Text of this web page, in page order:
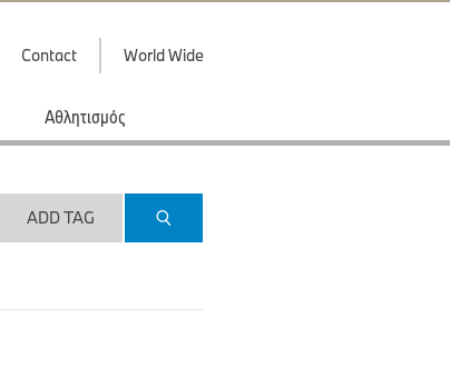
Contact World Wide
Αθλητισμός
ADD TAG